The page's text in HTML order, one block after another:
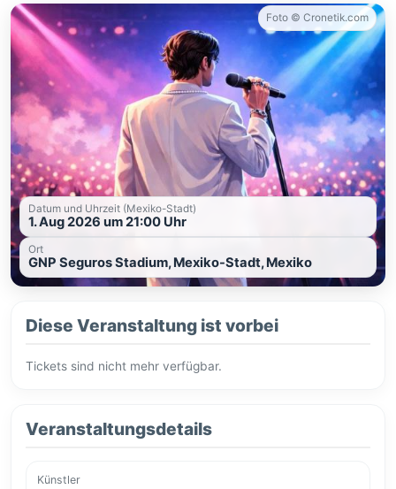
Foto © Cronetik.com
Datum und Uhrzeit (Mexiko-Stadt)
1. Aug 2026 um 21:00 Uhr
Ort
GNP Seguros Stadium, Mexiko-Stadt, Mexiko
Diese Veranstaltung ist vorbei
Tickets sind nicht mehr verfügbar.
Veranstaltungsdetails
Künstler